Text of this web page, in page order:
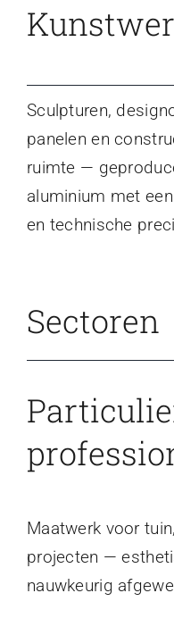
Sculpturen,
panelen en
ruimte —
aluminium met
en technische
Sectoren
Maatwerk voor
projecten —
nauwkeurig